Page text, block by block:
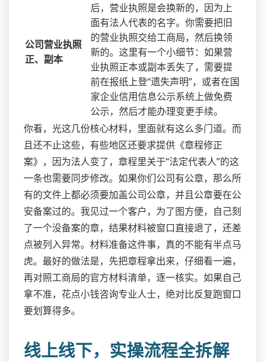
公司营业执照
正、副本
后，营业执照是会换新的，因为上
面有法人代表的名字。你需要把旧
的营业执照交给工商局，然后换领
新的。这里有一个小细节：如果营
业执照正本或副本丢失了，需要提
前在报纸上登“遗失声明”，或者在国
家企业信用信息公示系统上做免费
公示，然后才能办理变更手续。
你看，光这几份核心材料，里面就有这么多门道。而
且还不止这些，有些地区还要求提供《章程修正
案》，因为法人变了，章程里关于“法定代表人”的这
一条也需要同步修改。如果你们公司有公章，那么所
有的文件上都必须要加盖公司公章，并且公章要在公
安备案过的。我见过一个客户，为了图方便，自己刻
了一个没备案的章，结果材料被窗口直接退了，还差
点被列入异常。材料准备这件事，真的不能有半点马
虎。最好的做法是，先把章程拿出来，仔细看一遍，
再对照工商局的官方材料清单，逐一核实。如果自己
拿不准，花点小钱咨询专业人士，绝对比反复跑窗口
要划算得多。
线上线下，实操流程全拆解